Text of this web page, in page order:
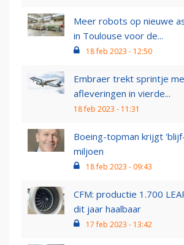
Meer robots op nieuwe
in Toulouse voor de...
18 feb 2023 - 12:50
Embraer trekt sprintje
afleveringen in vierde...
18 feb 2023 - 11:31
Boeing-topman krijgt
miljoen
18 feb 2023 - 09:43
CFM: productie 1.700
dit jaar haalbaar
17 feb 2023 - 13:42